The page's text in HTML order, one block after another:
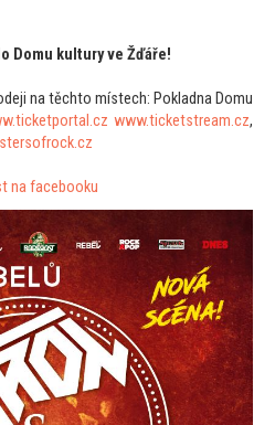
Domu kultury ve Žďáře!
na těchto místech: Pokladna Domu
www.ticketstream.cz,
na facebooku